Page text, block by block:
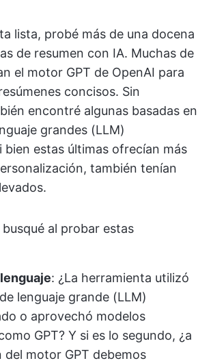
lista, probé más de una docena
de resumen con IA. Muchas de
el motor GPT de OpenAI para
concisos. Sin
encontré algunas basadas en
grandes (LLM)
bien estas últimas ofrecían más
también tenían
al probar estas
: ¿La herramienta utilizó
lenguaje grande (LLM)
o aprovechó modelos
GPT? Y si es lo segundo, ¿a
del motor GPT debemos